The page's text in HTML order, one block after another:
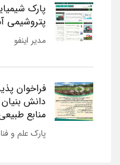
پارک
پتروشیمی
مدیر اینفو
فراخوان
دانش
منابع
پارک علم و